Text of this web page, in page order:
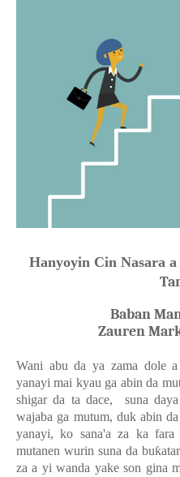
Hanyoyin Cin Nasara
Baban
Zauren
Wani abu da ya zama dole
yanayi mai kyau ga abin da
shigar da ta dace,
suna
wajaba ga mutum, duk abin
yanayi, ko sana'a za ka
mutanen wurin suna da buƙ
za a yi wanda yake son gina